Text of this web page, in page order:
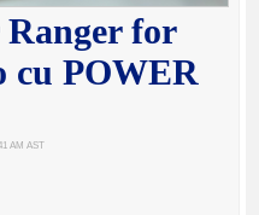
for
cu POWER
AM AST